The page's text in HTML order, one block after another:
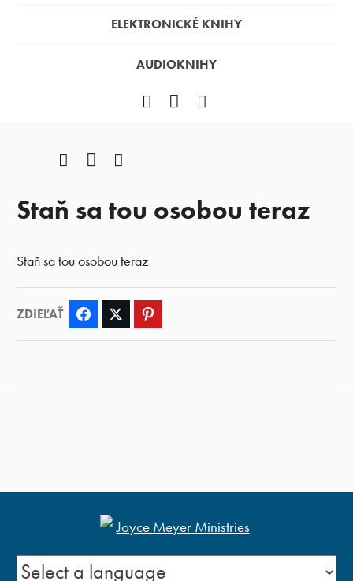
ELEKTRONICKÉ KNIHY
AUDIOKNIHY
Facebook
YouTube
FacebookYouTube
Staň sa tou osobou teraz
Staň sa tou osobou teraz
ZDIEĽAŤ Facebook Twitter